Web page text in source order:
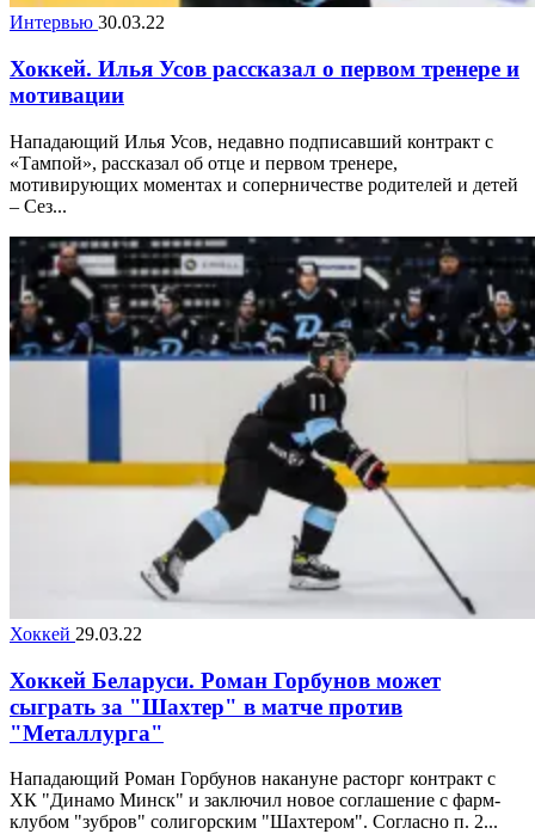
Интервью 30.03.22
Хоккей. Илья Усов рассказал о первом тренере и
мотивации
Нападающий Илья Усов, недавно подписавший контракт с
«Тампой», рассказал об отце и первом тренере,
мотивирующих моментах и соперничестве родителей и детей
– Сез...
Хоккей 29.03.22
Хоккей Беларуси. Роман Горбунов может
сыграть за "Шахтер" в матче против
"Металлурга"
Нападающий Роман Горбунов накануне расторг контракт с
ХК "Динамо Минск" и заключил новое соглашение с фарм-
клубом "зубров" солигорским "Шахтером". Согласно п. 2...